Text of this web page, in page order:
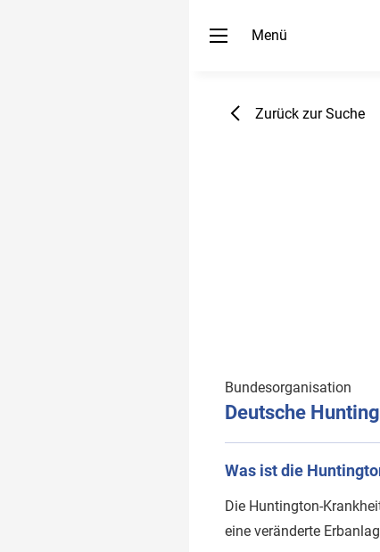
Menü
Zurück zur Suche
Bundesorganisation
Deutsche
Was ist die
Die Huntington-
eine veränderte